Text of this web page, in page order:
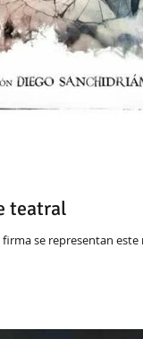
teatral
se representan este